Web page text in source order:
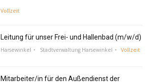
Vollzeit
Leitung für unser Frei- und Hallenbad (m/w/d)
Harsewinkel Stadtverwaltung Harsewinkel Vollzeit
Mitarbeiter/in für den Außendienst der